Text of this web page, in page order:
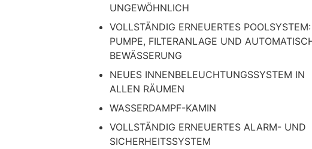
NGEWÖHNLICH
VOLLSTÄNDIG ERNEUERTES POOLSYSTEM:
PUMPE, FILTERANLAGE UND
BEWÄSSERUNG
NEUES INNENBELEUCHTUNGSSYSTEM IN
ALLEN RÄUMEN
WASSERDAMPF-KAMIN
VOLLSTÄNDIG ERNEUERTES ALARM- UND
SICHERHEITSSYSTEM